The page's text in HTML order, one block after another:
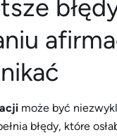
może być
błędy, które